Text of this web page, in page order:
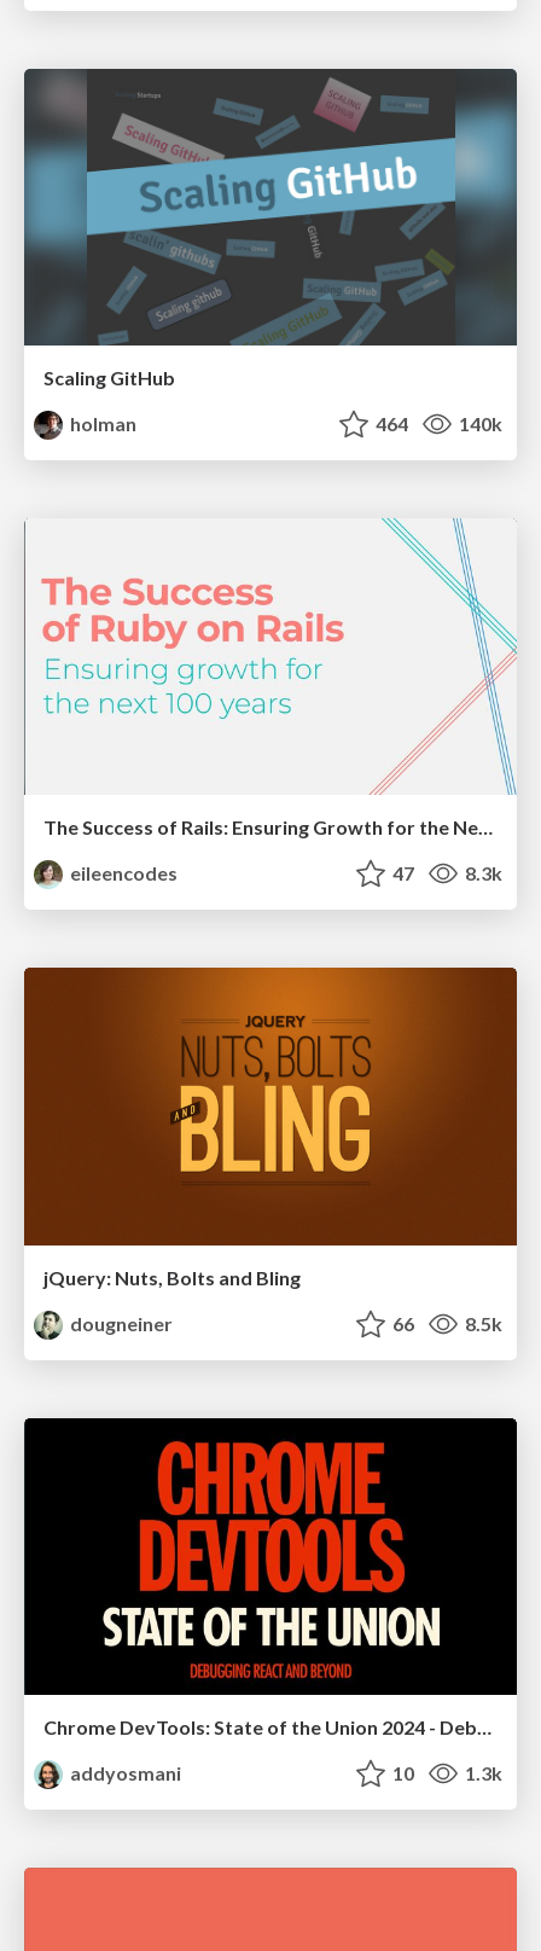
Scaling GitHub
holman
464 140k
The Success of Rails: Ensuring Growth for the Next 100 Years
eileencodes
47 8.3k
jQuery: Nuts, Bolts and Bling
dougneiner
66 8.5k
Chrome DevTools: State of the Union 2024 - Debugging React & Beyond
addyosmani
10 1.3k